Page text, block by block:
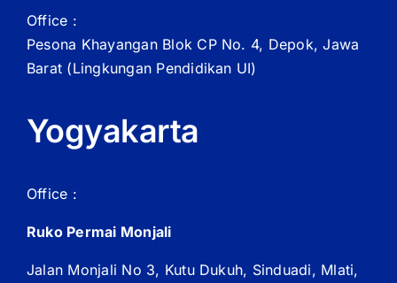
Office :
Pesona Khayangan Blok CP No. 4, Depok, Jawa
Barat (Lingkungan Pendidikan UI)
Yogyakarta
Office :
Ruko Permai Monjali
Jalan Monjali No 3, Kutu Dukuh, Sinduadi, Mlati,